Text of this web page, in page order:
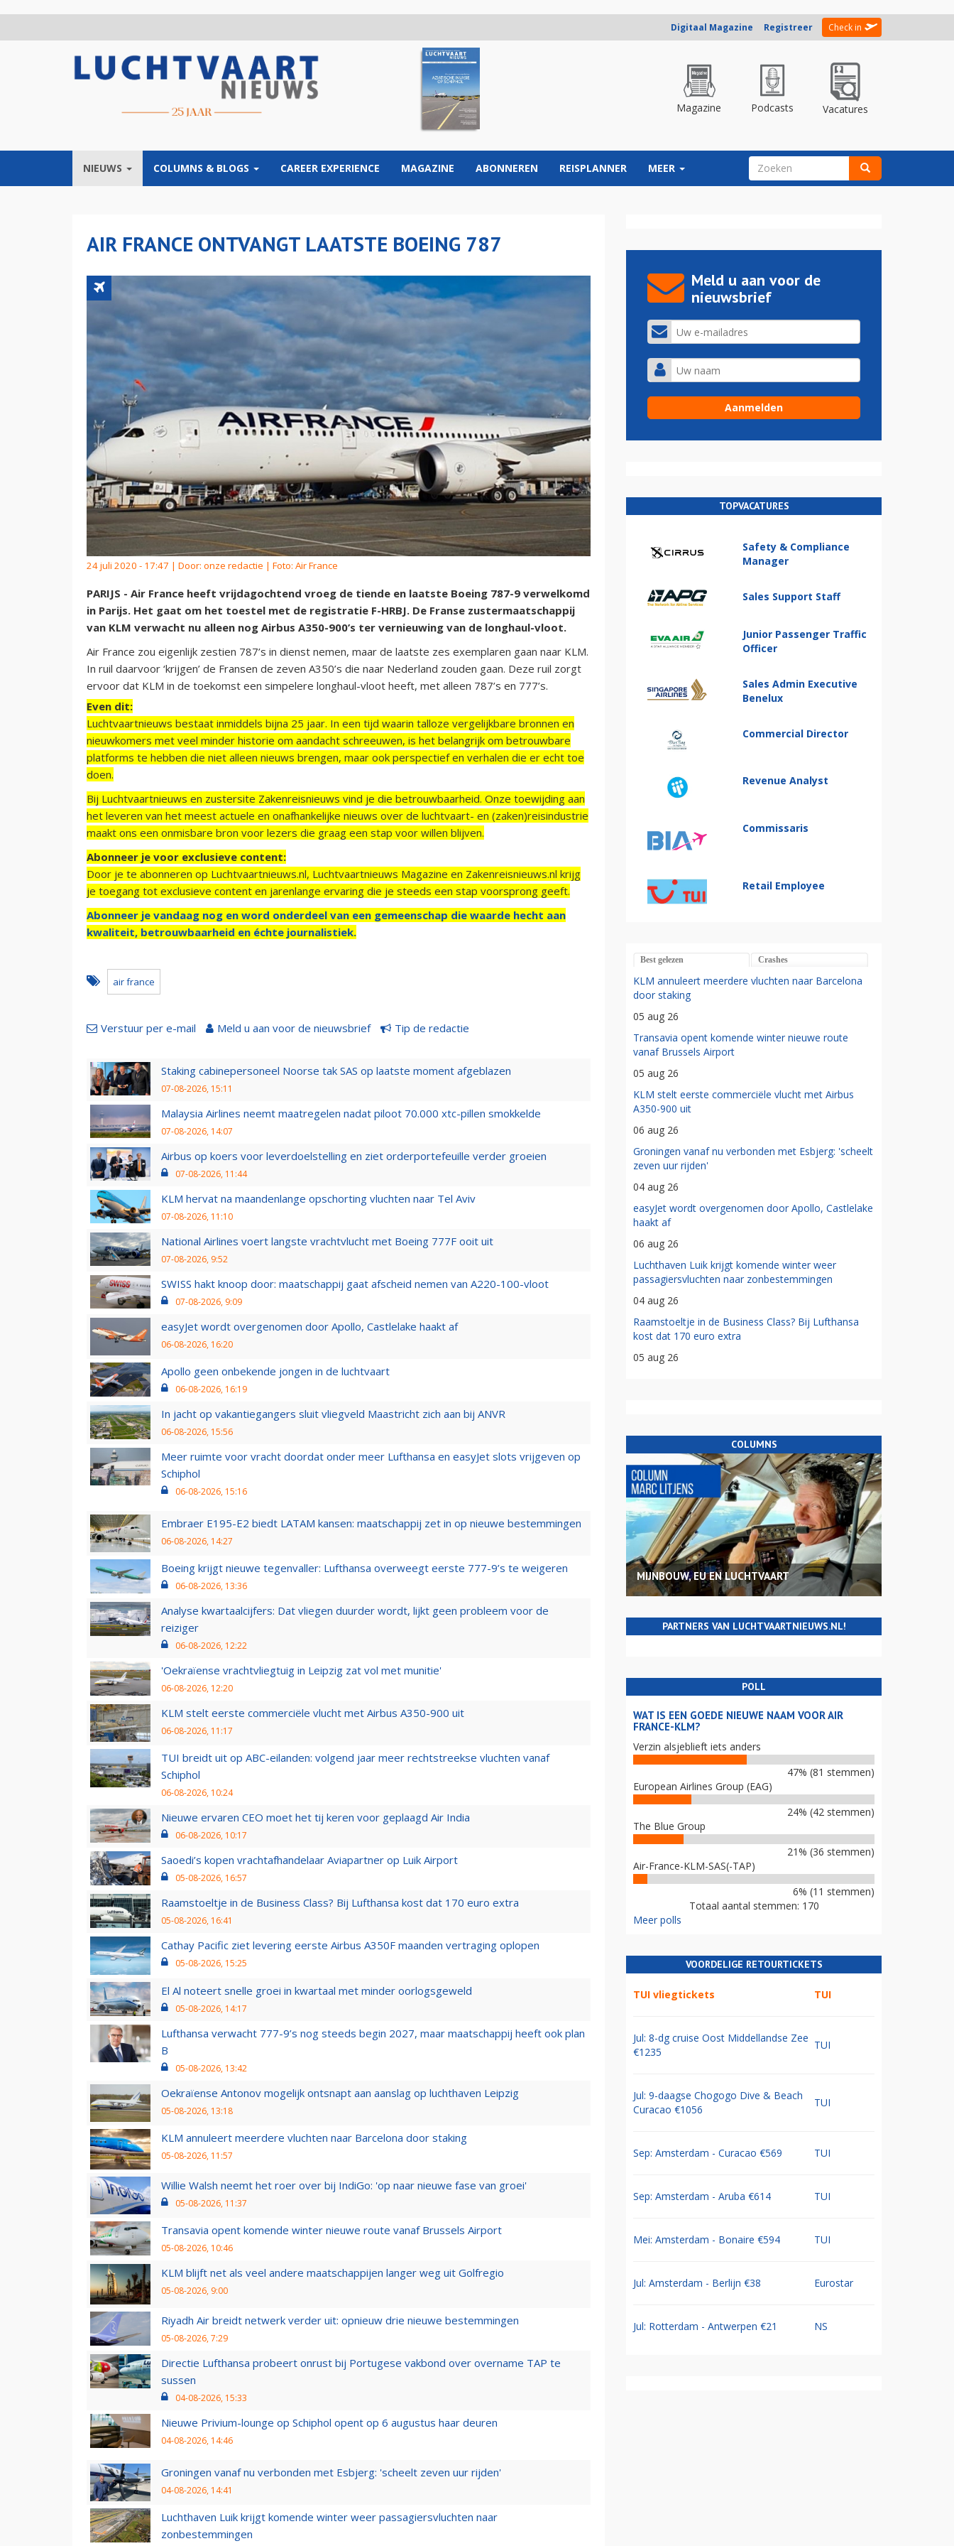
Digitaal Magazine Registreer Check in
Magazine Podcasts Vacatures
NIEUWS COLUMNS & BLOGS CAREER EXPERIENCE MAGAZINE ABONNEREN REISPLANNER MEER ZOEKVELD
AIR FRANCE ONTVANGT LAATSTE BOEING 787
24 juli 2020 - 17:47 | Door: onze redactie | Foto: Air France
PARIJS - Air France heeft vrijdagochtend vroeg de tiende en laatste Boeing 787-9 verwelkomd
in Parijs. Het gaat om het toestel met de registratie F-HRBJ. De Franse zustermaatschappij
van KLM verwacht nu alleen nog Airbus A350-900’s ter vernieuwing van de longhaul-vloot.
Air France zou eigenlijk zestien 787’s in dienst nemen, maar de laatste zes exemplaren gaan naar KLM.
In ruil daarvoor ‘krijgen’ de Fransen de zeven A350’s die naar Nederland zouden gaan. Deze ruil zorgt
ervoor dat KLM in de toekomst een simpelere longhaul-vloot heeft, met alleen 787’s en 777’s.
Even dit:
Luchtvaartnieuws bestaat inmiddels bijna 25 jaar. In een tijd waarin talloze vergelijkbare bronnen en
nieuwkomers met veel minder historie om aandacht schreeuwen, is het belangrijk om betrouwbare
platforms te hebben die niet alleen nieuws brengen, maar ook perspectief en verhalen die er echt toe
doen.
Bij Luchtvaartnieuws en zustersite Zakenreisnieuws vind je die betrouwbaarheid. Onze toewijding aan
het leveren van het meest actuele en onafhankelijke nieuws over de luchtvaart- en (zaken)reisindustrie
maakt ons een onmisbare bron voor lezers die graag een stap voor willen blijven.
Abonneer je voor exclusieve content:
Door je te abonneren op Luchtvaartnieuws.nl, Luchtvaartnieuws Magazine en Zakenreisnieuws.nl krijg
je toegang tot exclusieve content en jarenlange ervaring die je steeds een stap voorsprong geeft.
Abonneer je vandaag nog en word onderdeel van een gemeenschap die waarde hecht aan
kwaliteit, betrouwbaarheid en échte journalistiek.
air france
Verstuur per e-mail Meld u aan voor de nieuwsbrief Tip de redactie
Staking cabinepersoneel Noorse tak SAS op laatste moment afgeblazen
07-08-2026, 15:11
Malaysia Airlines neemt maatregelen nadat piloot 70.000 xtc-pillen smokkelde
07-08-2026, 14:07
Airbus op koers voor leverdoelstelling en ziet orderportefeuille verder groeien
07-08-2026, 11:44
KLM hervat na maandenlange opschorting vluchten naar Tel Aviv
07-08-2026, 11:10
National Airlines voert langste vrachtvlucht met Boeing 777F ooit uit
07-08-2026, 9:52
SWISS hakt knoop door: maatschappij gaat afscheid nemen van A220-100-vloot
07-08-2026, 9:09
easyJet wordt overgenomen door Apollo, Castlelake haakt af
06-08-2026, 16:20
Apollo geen onbekende jongen in de luchtvaart
06-08-2026, 16:19
In jacht op vakantiegangers sluit vliegveld Maastricht zich aan bij ANVR
06-08-2026, 15:56
Meer ruimte voor vracht doordat onder meer Lufthansa en easyJet slots vrijgeven op
Schiphol
06-08-2026, 15:16
Embraer E195-E2 biedt LATAM kansen: maatschappij zet in op nieuwe bestemmingen
06-08-2026, 14:27
Boeing krijgt nieuwe tegenvaller: Lufthansa overweegt eerste 777-9’s te weigeren
06-08-2026, 13:36
Analyse kwartaalcijfers: Dat vliegen duurder wordt, lijkt geen probleem voor de
reiziger
06-08-2026, 12:22
'Oekraïense vrachtvliegtuig in Leipzig zat vol met munitie'
06-08-2026, 12:20
KLM stelt eerste commerciële vlucht met Airbus A350-900 uit
06-08-2026, 11:17
TUI breidt uit op ABC-eilanden: volgend jaar meer rechtstreekse vluchten vanaf
Schiphol
06-08-2026, 10:24
Nieuwe ervaren CEO moet het tij keren voor geplaagd Air India
06-08-2026, 10:17
Saoedi’s kopen vrachtafhandelaar Aviapartner op Luik Airport
05-08-2026, 16:57
Raamstoeltje in de Business Class? Bij Lufthansa kost dat 170 euro extra
05-08-2026, 16:41
Cathay Pacific ziet levering eerste Airbus A350F maanden vertraging oplopen
05-08-2026, 15:25
El Al noteert snelle groei in kwartaal met minder oorlogsgeweld
05-08-2026, 14:17
Lufthansa verwacht 777-9’s nog steeds begin 2027, maar maatschappij heeft ook plan
B
05-08-2026, 13:42
Oekraïense Antonov mogelijk ontsnapt aan aanslag op luchthaven Leipzig
05-08-2026, 13:18
KLM annuleert meerdere vluchten naar Barcelona door staking
05-08-2026, 11:57
Willie Walsh neemt het roer over bij IndiGo: 'op naar nieuwe fase van groei'
05-08-2026, 11:37
Transavia opent komende winter nieuwe route vanaf Brussels Airport
05-08-2026, 10:46
KLM blijft net als veel andere maatschappijen langer weg uit Golfregio
05-08-2026, 9:00
Riyadh Air breidt netwerk verder uit: opnieuw drie nieuwe bestemmingen
05-08-2026, 7:29
Directie Lufthansa probeert onrust bij Portugese vakbond over overname TAP te
sussen
04-08-2026, 15:33
Nieuwe Privium-lounge op Schiphol opent op 6 augustus haar deuren
04-08-2026, 14:46
Groningen vanaf nu verbonden met Esbjerg: 'scheelt zeven uur rijden'
04-08-2026, 14:41
Luchthaven Luik krijgt komende winter weer passagiersvluchten naar
zonbestemmingen
Meld u aan voor de
nieuwsbrief
TOPVACATURES
Safety & Compliance
Manager
Sales Support Staff
Junior Passenger Traffic
Officer
Sales Admin Executive
Benelux
Commercial Director
Revenue Analyst
Commissaris
Retail Employee
Best gelezen Crashes
KLM annuleert meerdere vluchten naar Barcelona
door staking
05 aug 26
Transavia opent komende winter nieuwe route
vanaf Brussels Airport
05 aug 26
KLM stelt eerste commerciële vlucht met Airbus
A350-900 uit
06 aug 26
Groningen vanaf nu verbonden met Esbjerg: 'scheelt
zeven uur rijden'
04 aug 26
easyJet wordt overgenomen door Apollo, Castlelake
haakt af
06 aug 26
Luchthaven Luik krijgt komende winter weer
passagiersvluchten naar zonbestemmingen
04 aug 26
Raamstoeltje in de Business Class? Bij Lufthansa
kost dat 170 euro extra
05 aug 26
COLUMNS
MIJNBOUW, EU EN LUCHTVAART
PARTNERS VAN LUCHTVAARTNIEUWS.NL!
POLL
WAT IS EEN GOEDE NIEUWE NAAM VOOR AIR
FRANCE-KLM?
Verzin alsjeblieft iets anders
47% (81 stemmen)
European Airlines Group (EAG)
24% (42 stemmen)
The Blue Group
21% (36 stemmen)
Air-France-KLM-SAS(-TAP)
6% (11 stemmen)
Totaal aantal stemmen: 170
Meer polls
VOORDELIGE RETOURTICKETS
TUI vliegtickets TUI
Jul: 8-dg cruise Oost Middellandse Zee
€1235
TUI
Jul: 9-daagse Chogogo Dive & Beach
Curacao €1056
TUI
Sep: Amsterdam - Curacao €569 TUI
Sep: Amsterdam - Aruba €614 TUI
Mei: Amsterdam - Bonaire €594 TUI
Jul: Amsterdam - Berlijn €38 Eurostar
Jul: Rotterdam - Antwerpen €21 NS